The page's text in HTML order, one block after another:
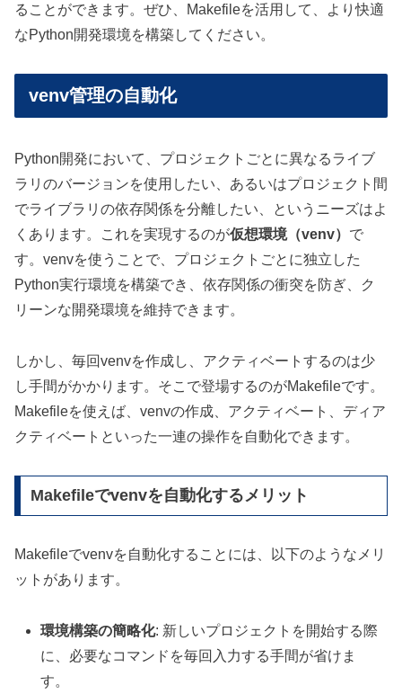
ることができます。ぜひ、Makefileを活用して、より快適
なPython開発環境を構築してください。
venv管理の自動化
Python開発において、プロジェクトごとに異なるライブ
ラリのバージョンを使用したい、あるいはプロジェクト間
でライブラリの依存関係を分離したい、というニーズはよ
くあります。これを実現するのが仮想環境（venv） で
す。venvを使うことで、プロジェクトごとに独立した
Python実行環境を構築でき、依存関係の衝突を防ぎ、ク
リーンな開発環境を維持できます。
しかし、毎回venvを作成し、アクティベートするのは少
し手間がかかります。そこで登場するのがMakefileです。
Makefileを使えば、venvの作成、アクティベート、ディア
クティベートといった一連の操作を自動化できます。
Makefileでvenvを自動化するメリット
Makefileでvenvを自動化することには、以下のようなメリ
ットがあります。
環境構築の簡略化: 新しいプロジェクトを開始する際
に、必要なコマンドを毎回入力する手間が省けま
す。